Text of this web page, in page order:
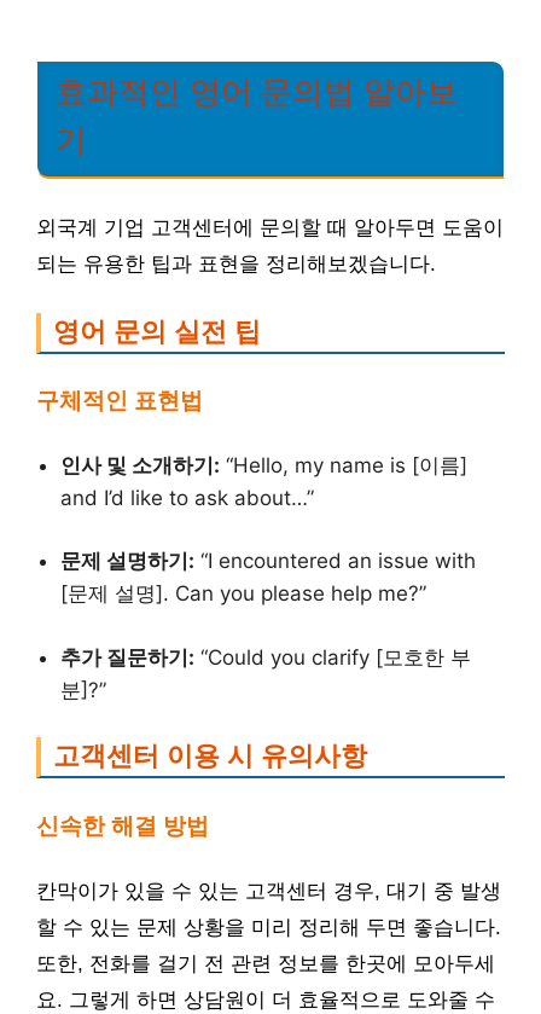
효과적인 영어 문의법 알아보
기
외국계 기업 고객센터에 문의할 때 알아두면 도움이
되는 유용한 팁과 표현을 정리해보겠습니다.
영어 문의 실전 팁
구체적인 표현법
인사 및 소개하기: “Hello, my name is [이름]
and I’d like to ask about…”
문제 설명하기: “I encountered an issue with
[문제 설명]. Can you please help me?”
추가 질문하기: “Could you clarify [모호한 부
분]?”
고객센터 이용 시 유의사항
신속한 해결 방법
칸막이가 있을 수 있는 고객센터 경우, 대기 중 발생
할 수 있는 문제 상황을 미리 정리해 두면 좋습니다.
또한, 전화를 걸기 전 관련 정보를 한곳에 모아두세
요. 그렇게 하면 상담원이 더 효율적으로 도와줄 수